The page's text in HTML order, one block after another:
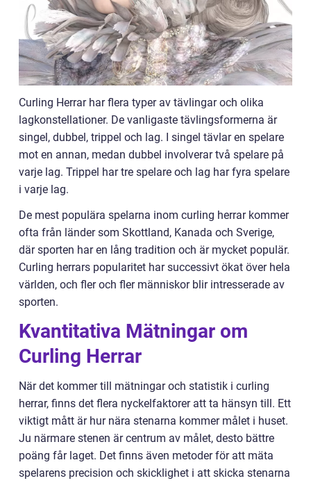
Curling Herrar har flera typer av tävlingar och olika
lagkonstellationer. De vanligaste tävlingsformerna är
singel, dubbel, trippel och lag. I singel tävlar en spelare
mot en annan, medan dubbel involverar två spelare på
varje lag. Trippel har tre spelare och lag har fyra spelare
i varje lag.
De mest populära spelarna inom curling herrar kommer
ofta från länder som Skottland, Kanada och Sverige,
där sporten har en lång tradition och är mycket populär.
Curling herrars popularitet har successivt ökat över hela
världen, och fler och fler människor blir intresserade av
sporten.
Kvantitativa Mätningar om
Curling Herrar
När det kommer till mätningar och statistik i curling
herrar, finns det flera nyckelfaktorer att ta hänsyn till. Ett
viktigt mått är hur nära stenarna kommer målet i huset.
Ju närmare stenen är centrum av målet, desto bättre
poäng får laget. Det finns även metoder för att mäta
spelarens precision och skicklighet i att skicka stenarna